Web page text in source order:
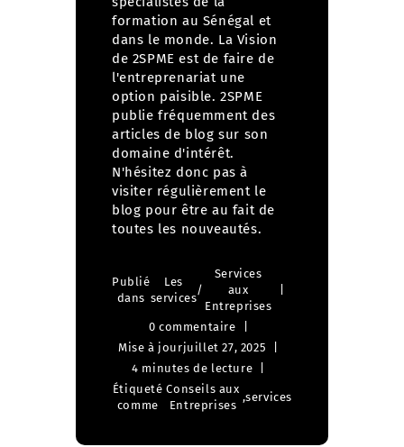
formation au Sénégal et
dans le monde. La Vision
de 2SPME est de faire de
l'entreprenariat une
option paisible. 2SPME
publie fréquemment des
articles de blog sur son
domaine d'intérêt.
N'hésitez donc pas à
visiter régulièrement le
blog pour être au fait de
Publié
dans
Les
services
/
Services
aux
Entreprises
0 commentaire
Mise à jourjuillet 27, 2025
4 minutes de lecture
Étiqueté
comme
Conseils aux
Entreprises
,services